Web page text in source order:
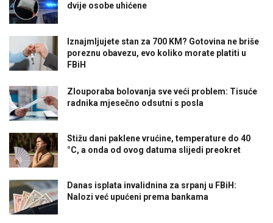
dvije osobe uhićene
Iznajmljujete stan za 700 KM? Gotovina ne briše
poreznu obavezu, evo koliko morate platiti u
FBiH
Zlouporaba bolovanja sve veći problem: Tisuće
radnika mjesečno odsutni s posla
Stižu dani paklene vrućine, temperature do 40
°C, a onda od ovog datuma slijedi preokret
Danas isplata invalidnina za srpanj u FBiH:
Nalozi već upućeni prema bankama